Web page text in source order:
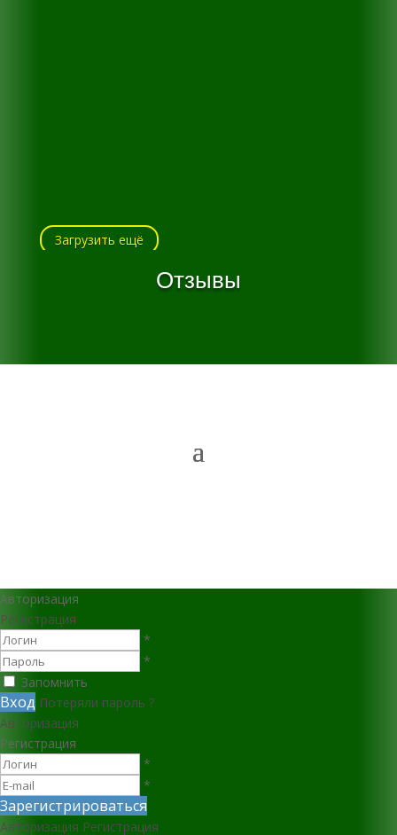
Загрузить ещё
Отзывы
Авторизация
Регистрация
*
*
Запомнить
Вход Потеряли пароль ?
Авторизация
Регистрация
*
*
Зарегистрироваться
Авторизация Регистрация